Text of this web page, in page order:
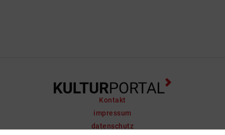
Kontakt
impressum
datenschutz